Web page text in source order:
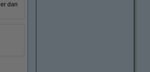
dan